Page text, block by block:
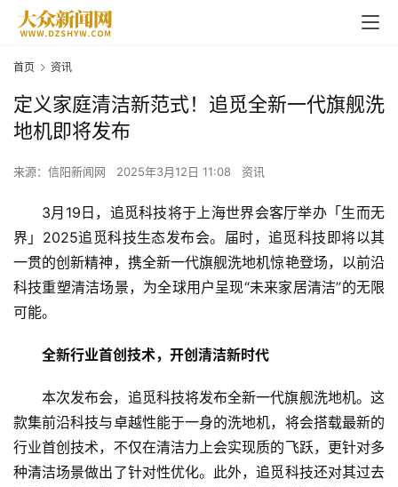
首页 资讯
定义家庭清洁新范式！追觅全新一代旗舰洗
地机即将发布
来源：信阳新闻网 2025年3月12日 11:08 资讯
3月19日，追觅科技将于上海世界会客厅举办「生而无
界」2025追觅科技生态发布会。届时，追觅科技即将以其
一贯的创新精神，携全新一代旗舰洗地机惊艳登场，以前沿
科技重塑清洁场景，为全球用户呈现“未来家居清洁”的无限
可能。
全新行业首创技术，开创清洁新时代
本次发布会，追觅科技将发布全新一代旗舰洗地机。这
款集前沿科技与卓越性能于一身的洗地机，将会搭载最新的
行业首创技术，不仅在清洁力上会实现质的飞跃，更针对多
种清洁场景做出了针对性优化。此外，追觅科技还对其过去